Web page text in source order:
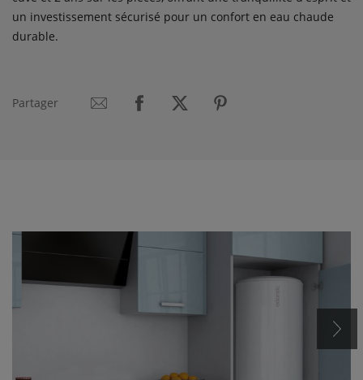
un investissement sécurisé pour un confort en eau chaude
durable.
Partager